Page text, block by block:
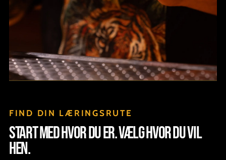
FIND DIN LÆRINGSRUTE
Start med hvor du er. Vælg hvor du vil
hen.